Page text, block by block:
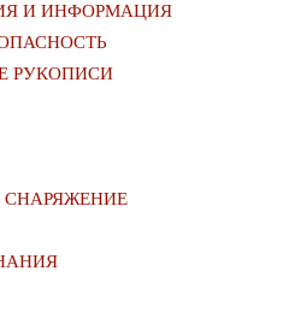
И ИНФОРМАЦИЯ
РУКОПИСИ